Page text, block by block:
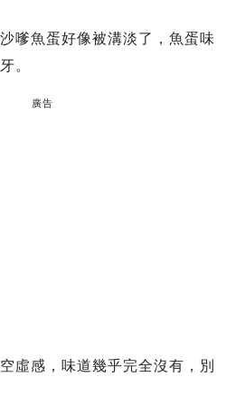
嗲魚蛋好像被溝淡了，魚蛋味
。
廣告
虛感，味道幾乎完全沒有，別